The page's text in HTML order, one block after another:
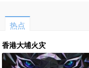
热点
香港大埔火灾